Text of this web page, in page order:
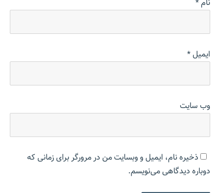
ایمیل*
وب‌ سایت
ذخیره نام، ایمیل و وبسایت من در مرورگر برای زمانی که
دوباره دیدگاهی می‌نویسم.